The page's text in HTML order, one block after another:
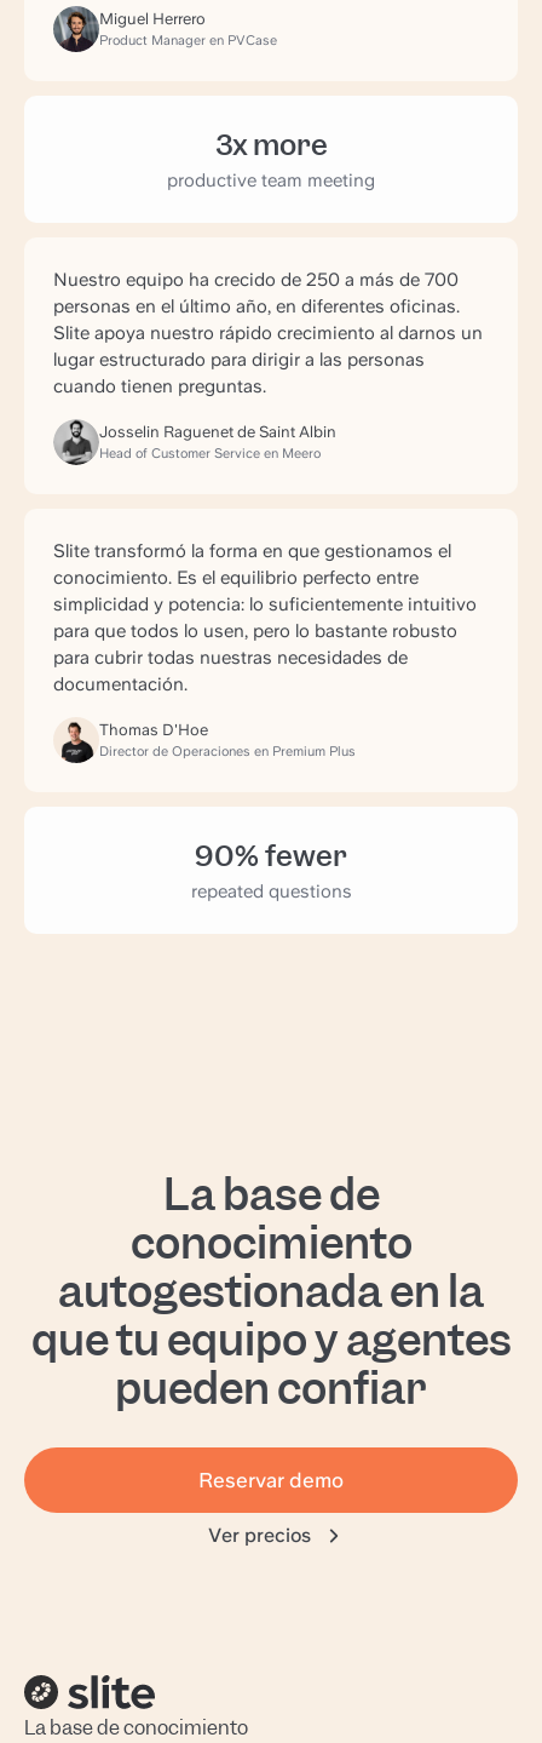
Miguel Herrero
Product Manager en PVCase
3x more
productive team meeting
Nuestro equipo ha crecido de 250 a más de 700
personas en el último año, en diferentes oficinas.
Slite apoya nuestro rápido crecimiento al darnos un
lugar estructurado para dirigir a las personas
cuando tienen preguntas.
Josselin Raguenet de Saint Albin
Head of Customer Service en Meero
Slite transformó la forma en que gestionamos el
conocimiento. Es el equilibrio perfecto entre
simplicidad y potencia: lo suficientemente intuitivo
para que todos lo usen, pero lo bastante robusto
para cubrir todas nuestras necesidades de
documentación.
Thomas D'Hoe
Director de Operaciones en Premium Plus
90% fewer
repeated questions
La base de
conocimiento
autogestionada en la
que tu equipo y agentes
pueden confiar
Reservar demo
Ver precios
La base de conocimiento